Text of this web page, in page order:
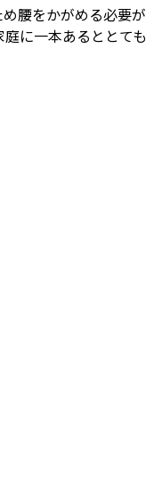
腰をかがめる必要
に一本あるととても